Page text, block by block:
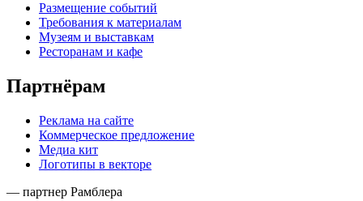
Размещение событий
Требования к материалам
Музеям и выставкам
Ресторанам и кафе
Партнёрам
Реклама на сайте
Коммерческое предложение
Медиа кит
Логотипы в векторе
— партнер Рамблера